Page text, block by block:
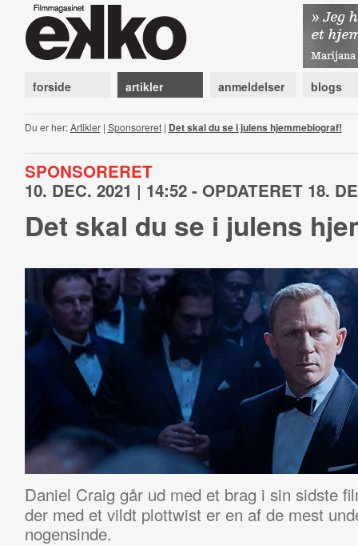
forside artikler anmeldelser blogs
Du er her:Artikler| Sponsoreret| Det skal du se i julens hjemmebiograf!
SPONSORERET
10. DEC. 2021 | 14:52 - OPDATERET 18.
Det skal du se i julens
Daniel Craig går ud med et brag i sin sidste
der med et vildt plottwist er en af de mest
nogensinde.